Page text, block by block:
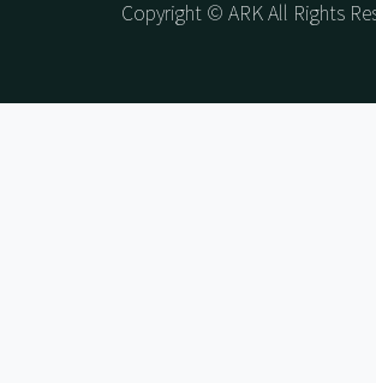
Copyright © ARK All Rights